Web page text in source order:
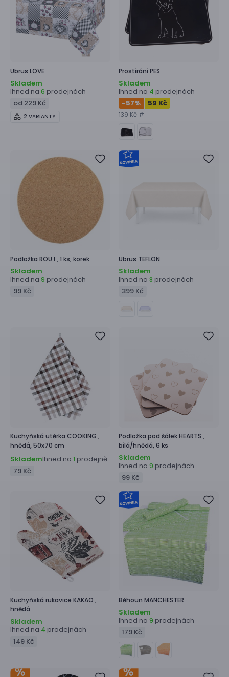
Ubrus LOVE
Skladem
Ihned na 6 prodejnách
od 229 Kč
2 VARIANTY
ProstíráníPES
Skladem
Ihned na 4 prodejnách
-57% 59 Kč
139 Kč #
Podložka ROU I , 1 ks, korek
Skladem
Ihned na 9 prodejnách
99 Kč
Ubrus TEFLON
Skladem
Ihned na 8 prodejnách
399 Kč
Kuchyňská utěrka COOKING ,
hnědá, 50x70 cm
SklademIhned na 1 prodejně
79 Kč
Podložka pod šálekHEARTS ,
bílá/hnědá, 6 ks
Skladem
Ihned na 9 prodejnách
99 Kč
Kuchyňská rukavice KAKAO ,
hnědá
Skladem
Ihned na 4 prodejnách
149 Kč
Běhoun MANCHESTER
Skladem
Ihned na 9 prodejnách
179 Kč